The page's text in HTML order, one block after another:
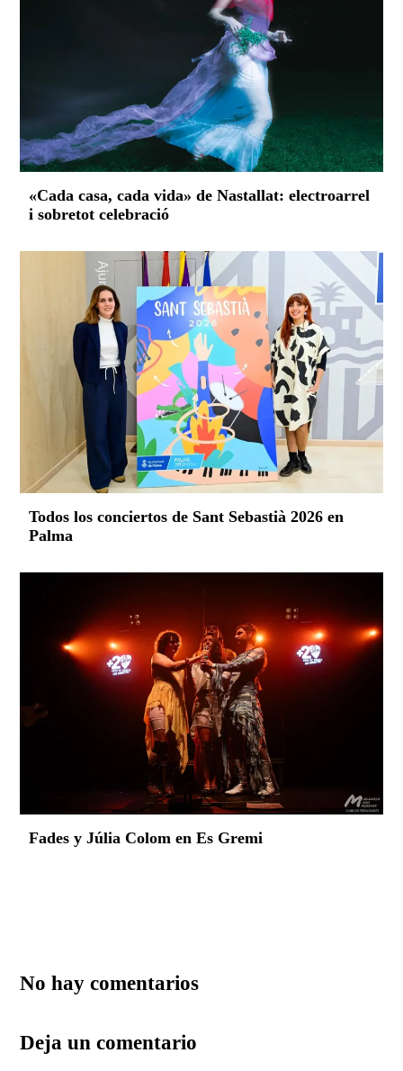
«Cada casa, cada vida» de Nastallat: electroarrel
i sobretot celebració
Todos los conciertos de Sant Sebastià 2026 en
Palma
Fades y Júlia Colom en Es Gremi
No hay comentarios
Deja un comentario